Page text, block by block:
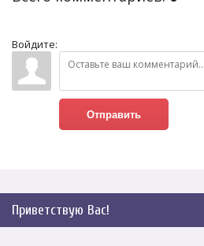
Войдите:
Отправить
Приветствую Вас!